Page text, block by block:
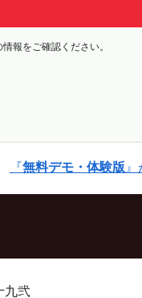
報をご確認ください。
『無料デモ・体験版